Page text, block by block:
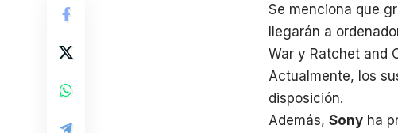
Se menciona que
llegarán a
War y Ratchet and
Actualmente, los
disposición.
Además, Sony ha